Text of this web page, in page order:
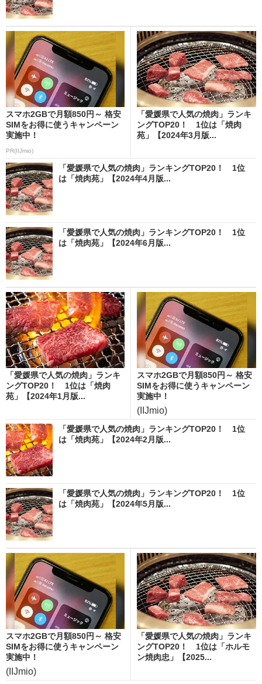
スマホ2GBで月額850円～ 格安
SIMをお得に使うキャンペーン
実施中！
PR(IIJmio)
「愛媛県で人気の焼肉」ランキ
ングTOP20！ 1位は「焼肉
苑」【2024年3月版...
「愛媛県で人気の焼肉」ランキングTOP20！ 1位
は「焼肉苑」【2024年4月版...
「愛媛県で人気の焼肉」ランキングTOP20！ 1位
は「焼肉苑」【2024年6月版...
「愛媛県で人気の焼肉」ランキ
ングTOP20！ 1位は「焼肉
苑」【2024年1月版...
スマホ2GBで月額850円～ 格安
SIMをお得に使うキャンペーン
実施中！
(IIJmio)
「愛媛県で人気の焼肉」ランキングTOP20！ 1位
は「焼肉苑」【2024年2月版...
「愛媛県で人気の焼肉」ランキングTOP20！ 1位
は「焼肉苑」【2024年5月版...
スマホ2GBで月額850円～ 格安
SIMをお得に使うキャンペーン
実施中！
(IIJmio)
「愛媛県で人気の焼肉」ランキ
ングTOP20！ 1位は「ホルモ
ン焼肉忠」【2025...